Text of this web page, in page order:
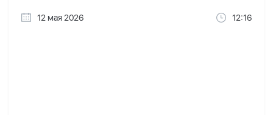
12 мая 2026 12:16